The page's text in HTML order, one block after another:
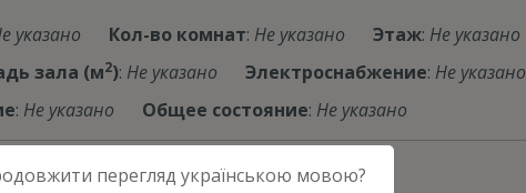
указано Кол-во комнат: Не указано Этаж: Не указано
зала (м2): Не указано Электроснабжение: Не указано
: Не указано Общее состояние: Не указано
перегляд українською мовою?